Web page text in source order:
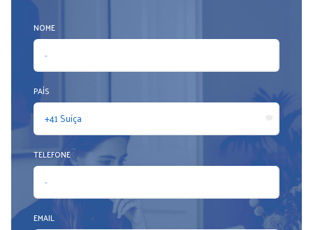
NOME
PAÍS
TELEFONE
EMAIL